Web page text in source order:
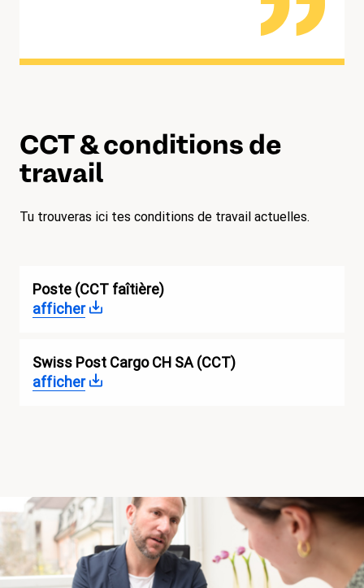
CCT & conditions de
travail
Tu trouveras ici tes conditions de travail actuelles.
Poste (CCT faîtière)
afficher
Swiss Post Cargo CH SA (CCT)
afficher